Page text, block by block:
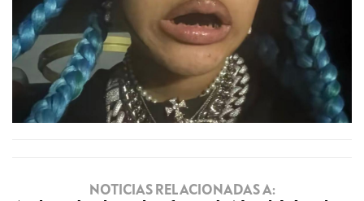
NOTICIAS RELACIONADAS A: